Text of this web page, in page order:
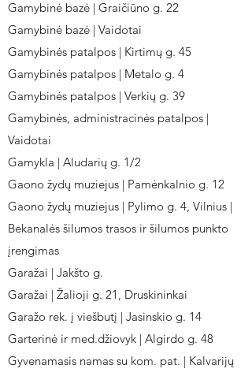
Gamybinė bazė | Graičiūno g. 22
Gamybinė bazė | Vaidotai
Gamybinės patalpos | Kirtimų g. 45
Gamybinės patalpos | Metalo g. 4
Gamybinės patalpos | Verkių g. 39
Gamybinės, administracinės patalpos |
Vaidotai
Gamykla | Aludarių g. 1/2
Gaono žydų muziejus | Pamėnkalnio g. 12
Gaono žydų muziejus | Pylimo g. 4, Vilnius |
Bekanalės šilumos trasos ir šilumos punkto
įrengimas
Garažai | Jakšto g.
Garažai | Žalioji g. 21, Druskininkai
Garažo rek. į viešbutį | Jasinskio g. 14
Garterinė ir med.džiovyk | Algirdo g. 48
Gyvenamasis namas su kom. pat. | Kalvarijų